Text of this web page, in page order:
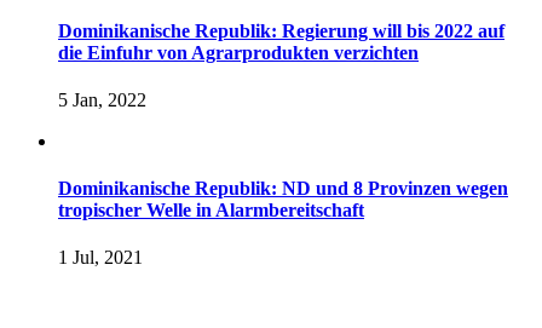
Dominikanische Republik: Regierung will bis 2022 auf
die Einfuhr von Agrarprodukten verzichten
5 Jan, 2022
Dominikanische Republik: ND und 8 Provinzen wegen
tropischer Welle in Alarmbereitschaft
1 Jul, 2021